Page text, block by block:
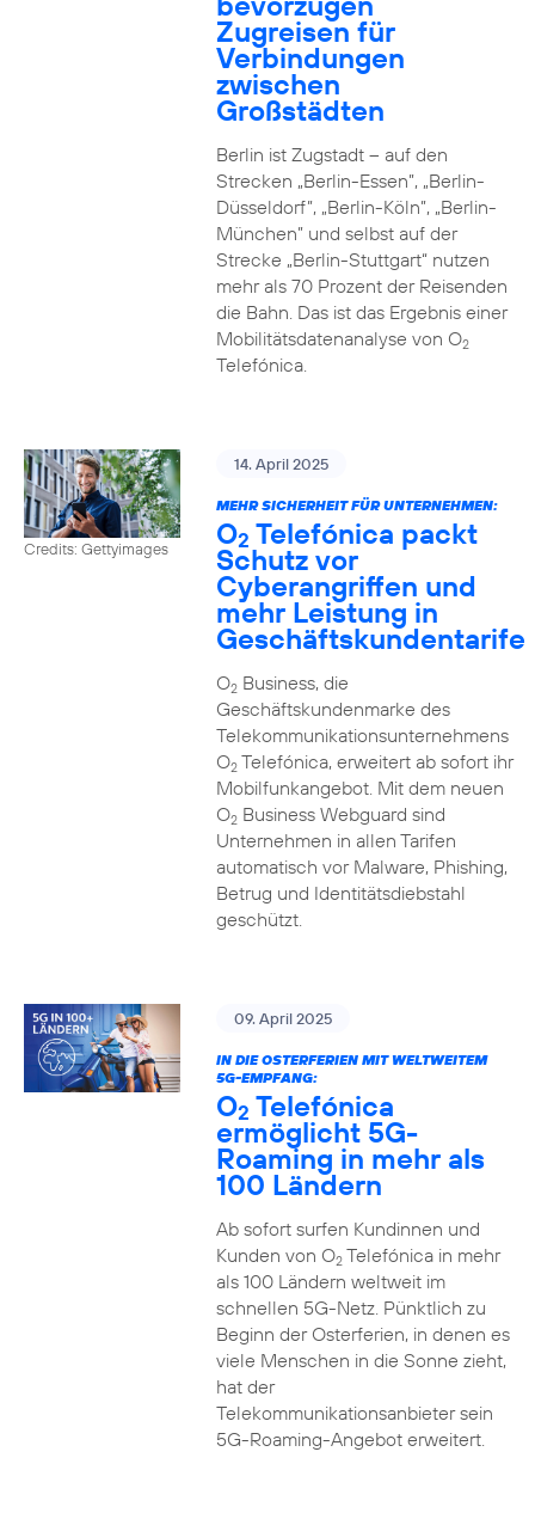
Zugreisen für
Verbindungen
zwischen
Großstädten
Berlin ist Zugstadt – auf den
Strecken „Berlin-Essen”, „Berlin-
Düsseldorf”, „Berlin-Köln”, „Berlin-
München” und selbst auf der
Strecke „Berlin-Stuttgart“ nutzen
mehr als 70 Prozent der Reisenden
die Bahn. Das ist das Ergebnis einer
Mobilitätsdatenanalyse von O2
Telefónica.
Credits: Gettyimages
14. April 2025
MEHR SICHERHEIT FÜR UNTERNEHMEN:
O2 Telefónica packt
Schutz vor
Cyberangriffen und
mehr Leistung in
Geschäftskundentarife
O2Business, die
Geschäftskundenmarke des
Telekommunikationsunternehmens
O2Telefónica, erweitert ab sofort ihr
Mobilfunkangebot. Mit dem neuen
O2Business Webguard sind
Unternehmen in allen Tarifen
automatisch vor Malware, Phishing,
Betrug und Identitätsdiebstahl
geschützt.
09. April 2025
IN DIE OSTERFERIEN MIT WELTWEITEM
5G-EMPFANG:
O2 Telefónica
ermöglicht 5G-
Roaming in mehr als
100 Ländern
Ab sofort surfen Kundinnen und
Kunden von O2Telefónica in mehr
als 100 Ländern weltweit im
schnellen 5G-Netz. Pünktlich zu
Beginn der Osterferien, in denen es
viele Menschen in die Sonne zieht,
hat der
Telekommunikationsanbieter sein
5G-Roaming-Angebot erweitert.